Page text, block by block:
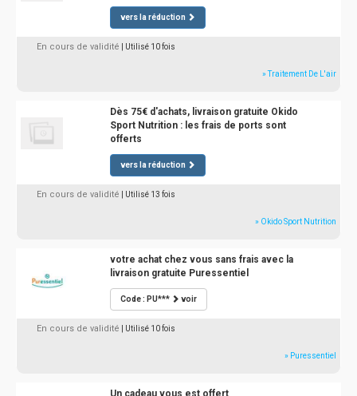
vers la réduction
En cours de validité | Utilisé 10 fois
» Traitement De L'air
Dès 75€ d'achats, livraison gratuite Okido
Sport Nutrition : les frais de ports sont
offerts
vers la réduction
En cours de validité | Utilisé 13 fois
» Okido Sport Nutrition
votre achat chez vous sans frais avec la
livraison gratuite Puressentiel
Code : PU*** voir
En cours de validité | Utilisé 10 fois
» Puressentiel
Un cadeau vous est offert